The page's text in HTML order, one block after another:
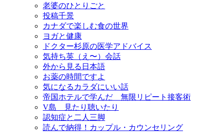
老婆のひとりごと
投稿千景
カナダで楽しむ食の世界
ヨガと健康
ドクター杉原の医学アドバイス
気持ち英（え〜）会話
外から見る日本語
お薬の時間ですよ
気になるカラダにいい話
帝国ホテルで学んだ 無限リピート接客術
V島 見たり聴いたり
認知症と二人三脚
読んで納得！カップル・カウンセリング